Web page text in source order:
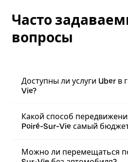
Часто
вопросы
Доступны ли услуги Uber в
Vie?
Какой способ
Poiré-Sur-Vie самый
Можно ли перемещаться